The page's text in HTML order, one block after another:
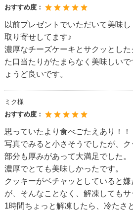
おすすめ度：
以前プレゼントでいただいて美味
取り寄せしてます♪
濃厚なチーズケーキとサクッとし
た口当たりがたまらなく美味しい
ょうど良いです。
ミク様
おすすめ度：
思っていたより食べごたえあり！！
写真でみると小さそうでしたが、
部分も厚みがあって大満足でした。
濃厚でとても美味しかったです。
クッキーがベチャッとしていると
が、そんなことなく、解凍してもサ
1時間ちょっと解凍したら、冷たさ